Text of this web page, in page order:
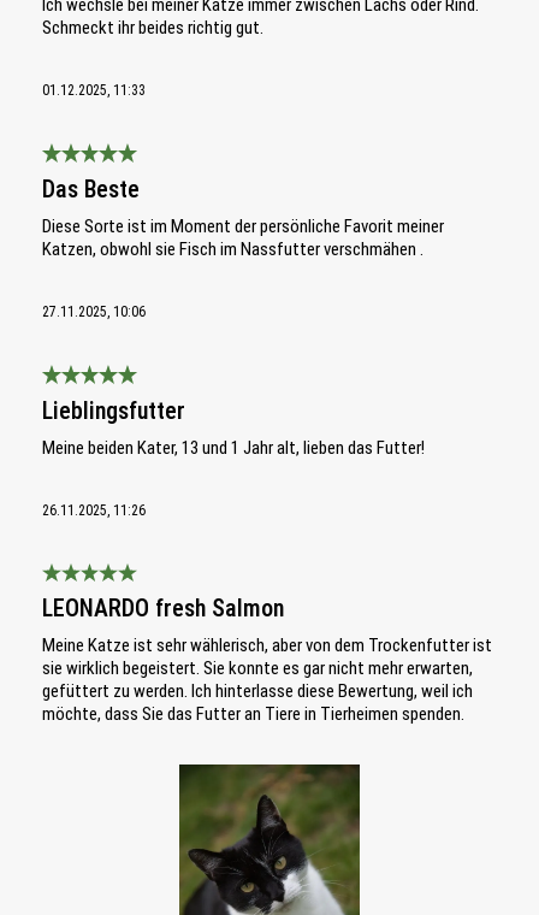
Ich wechsle bei meiner Katze immer zwischen Lachs oder Rind.
Schmeckt ihr beides richtig gut.
01.12.2025, 11:33
Bewertung mit 5 von 5 Sternen
Das Beste
Diese Sorte ist im Moment der persönliche Favorit meiner
Katzen, obwohl sie Fisch im Nassfutter verschmähen .
27.11.2025, 10:06
Bewertung mit 5 von 5 Sternen
Lieblingsfutter
Meine beiden Kater, 13 und 1 Jahr alt, lieben das Futter!
26.11.2025, 11:26
Bewertung mit 5 von 5 Sternen
LEONARDO fresh Salmon
Meine Katze ist sehr wählerisch, aber von dem Trockenfutter ist
sie wirklich begeistert. Sie konnte es gar nicht mehr erwarten,
gefüttert zu werden. Ich hinterlasse diese Bewertung, weil ich
möchte, dass Sie das Futter an Tiere in Tierheimen spenden.